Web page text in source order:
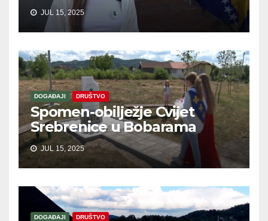
JUL 15, 2025
DOGAĐAJI DRUŠTVO
Spomen-obilježje Cvijet
Srebrenice u Bobarama
JUL 15, 2025
DOGAĐAJI DRUŠTVO